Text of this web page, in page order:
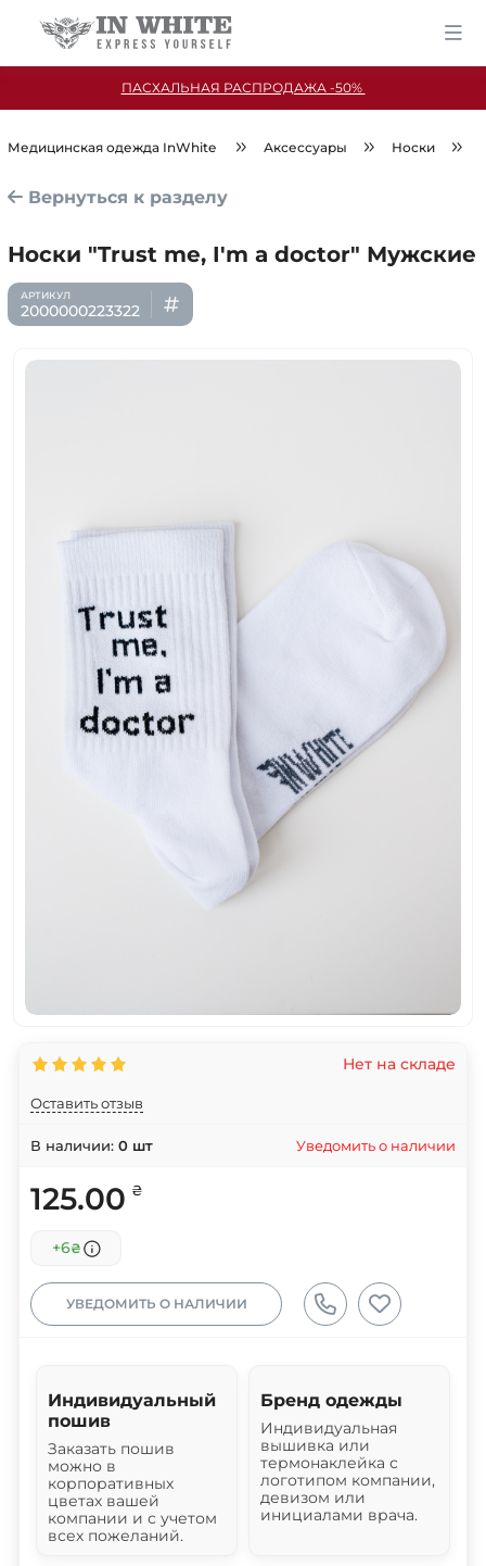
ПАСХАЛЬНАЯ РАСПРОДАЖА -50%
Медицинская одежда InWhite Аксессуары Носки
Вернуться к разделу
Носки "Trust me, I'm a doctor" Мужские
2000000223322
Оставить отзыв
Нет на складе
В наличии: 0 шт Уведомить о наличии
125.00 ₴
+6₴
УВЕДОМИТЬ О НАЛИЧИИ
Индивидуальный
пошив
Заказать пошив
можно в
корпоративных
цветах вашей
компании и с учетом
всех пожеланий.
Бренд одежды
Индивидуальная
вышивка или
термонаклейка с
логотипом компании,
девизом или
инициалами врача.